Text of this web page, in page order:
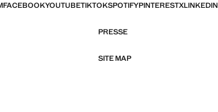
FACEBOOKYOUTUBETIKTOKSPOTIFYPINTERESTXLINKEDIN
PRESSE
SITE MAP